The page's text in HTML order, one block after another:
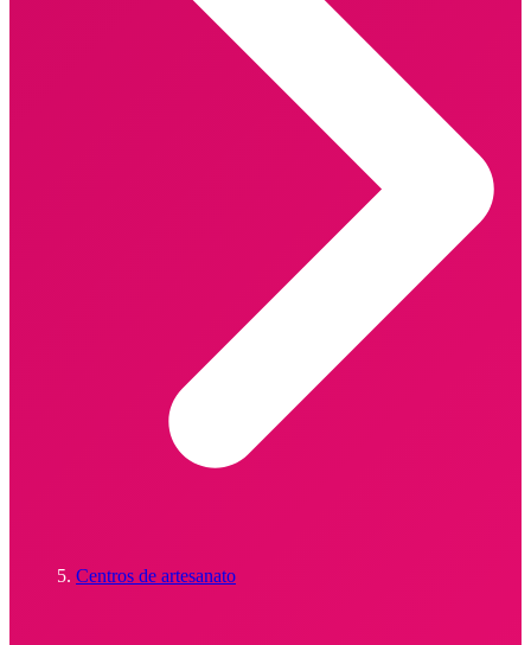
Centros de artesanato